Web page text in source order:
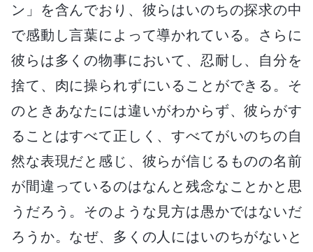
ン」を含んでおり、彼らはいのちの探求の中
で感動し言葉によって導かれている。さらに
彼らは多くの物事において、忍耐し、自分を
捨て、肉に操られずにいることができる。そ
のときあなたには違いがわからず、彼らがす
ることはすべて正しく、すべてがいのちの自
然な表現だと感じ、彼らが信じるものの名前
が間違っているのはなんと残念なことかと思
うだろう。そのような見方は愚かではないだ
ろうか。なぜ、多くの人にはいのちがないと